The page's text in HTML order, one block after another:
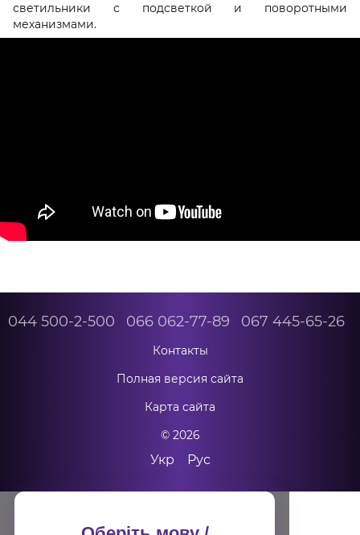
светильники с подсветкой и поворотными
механизмами.
044 500-2-500 066 062-77-89 067 445-65-26
Контакты
Полная версия сайта
Карта сайта
© 2026
Укр Рус